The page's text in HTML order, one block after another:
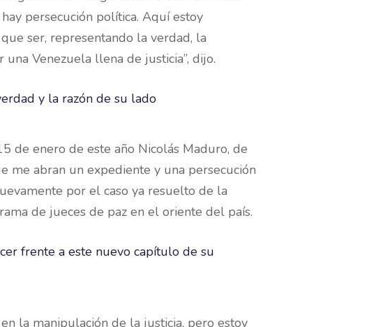
persecución política. Aquí estoy
ser, representando la verdad, la
Venezuela llena de justicia”, dijo.
de enero de este año Nicolás Maduro, de
me abran un expediente y una persecución
por el caso ya resuelto de la
de jueces de paz en el oriente del país.
la manipulación de la justicia, pero estoy